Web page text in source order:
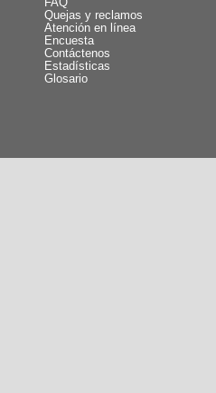
FAQ
Quejas y reclamos
Atención en línea
Encuesta
Contáctenos
Estadísticas
Glosario